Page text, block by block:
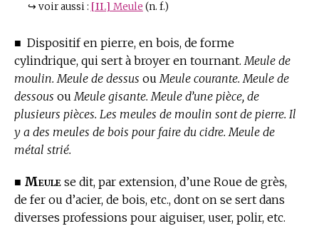
↪ voir aussi : [II.] Meule (n. f.)
■ Dispositif en pierre, en bois, de forme
cylindrique, qui sert à broyer en tournant. Meule de
moulin. Meule de dessus ou Meule courante. Meule de
dessous ou Meule gisante. Meule d’une pièce, de
plusieurs pièces. Les meules de moulin sont de pierre. Il
y a des meules de bois pour faire du cidre. Meule de
métal strié.
■ Meule se dit, par extension, d’une Roue de grès,
de fer ou d’acier, de bois, etc., dont on se sert dans
diverses professions pour aiguiser, user, polir, etc.